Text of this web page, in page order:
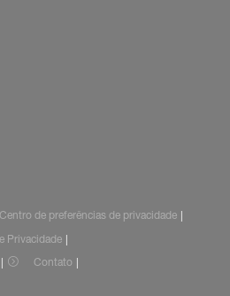
Centro de preferências de privacidade
Privacidade
Contato